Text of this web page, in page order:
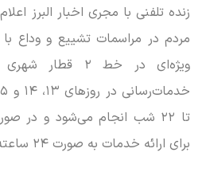
زنده تلفنی با مجری اخبار البرز
مردم در مراسمات تشییع و وداع
ویژه‌ای در خط ۲
تا ۲۲ شب انجام می‌شود و در
برای ارائه خدمات به صورت ۲۴ ساعته نیز وجود دارد.